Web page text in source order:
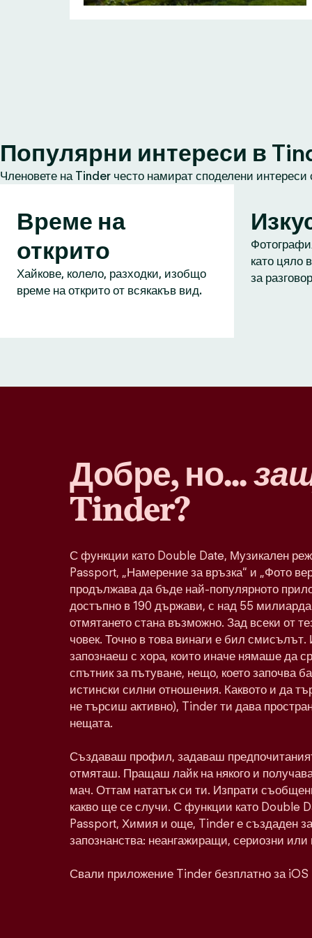
Популярни интереси в
Членовете на Tinder често намират споделени
Време на
открито
Хайкове, колело, разходки, изобщо
време на открито от всякакъв вид.
като цяло
за
Добре, но...
Tinder?
С функции като Double Date, Музикален
Passport, „Намерение за връзка“ и „Фото
продължава да бъде най-популярното
достъпно в 190 държави, с над 55 милиарда
отмятането стана възможно. Зад всеки от
човек. Точно в това винаги е бил
запознаеш с хора, които иначе нямаше да
спътник за пътуване, нещо, което започва
истински силни отношения. Каквото и да
не търсиш активно), Tinder ти дава
нещата.
Създаваш профил, задаваш
отмяташ. Пращаш лайк на някого и
мач. Оттам нататък си ти. Изпрати
какво ще се случи. С функции като Double
Passport, Химия и още, Tinder е създаден
запознанства: неангажиращи, сериозни или
Свали приложение Tinder безплатно за